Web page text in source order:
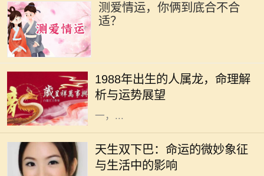
测爱情运，你俩到底合不合
适？
1988年出生的人属龙，命理解
析与运势展望
统概念，每一个生肖都蕴含着独特的
性格特征和命理意义。1988年出生的
人，生肖属龙。龙作为十二生肖之
一，...
天生双下巴：命运的微妙象征
与生活中的影响
在我们的生活中，外貌常常是人们最
先注意到的特点之一。双下巴，作为
一种常见的面部特征，通常被视作审
美上的“瑕疵”。然而，天生双下巴